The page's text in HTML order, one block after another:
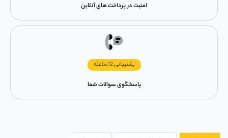
امنیت در پرداخت های آنلاین
پشتیبانی 12ساعته
پاسخگوی سوالات شما